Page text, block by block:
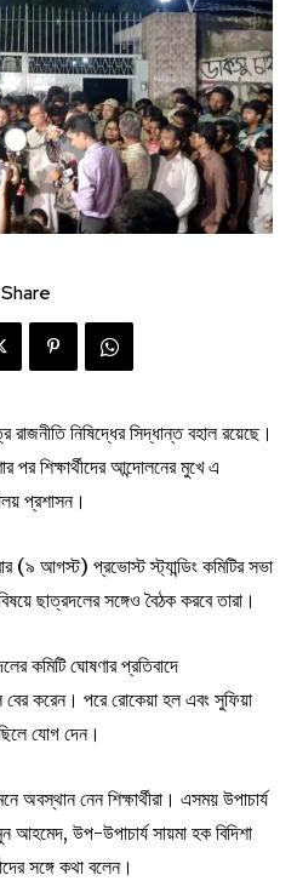
Share
রাজনীতি নিষিদ্ধের সিদ্ধান্ত বহাল রয়েছে।
পর শিক্ষার্থীদের আন্দোলনের মুখে এ
প্রশাসন।
(৯ আগস্ট) প্রভোস্ট স্ট্যান্ডিং কমিটির সভা
ছাত্রদলের সঙ্গেও বৈঠক করবে তারা।
কমিটি ঘোষণার প্রতিবাদে
বের করেন। পরে রোকেয়া হল এবং সুফিয়া
যোগ দেন।
অবস্থান নেন শিক্ষার্থীরা। এসময় উপাচার্য
আহমেদ, উপ-উপাচার্য সায়মা হক বিদিশা
সঙ্গে কথা বলেন।